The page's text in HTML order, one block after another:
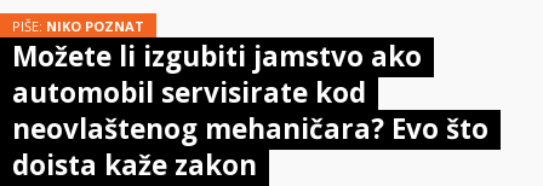
PIŠE: NIKO POZNAT
Možete li izgubiti jamstvo ako
automobil servisirate kod
neovlaštenog mehaničara? Evo što
doista kaže zakon